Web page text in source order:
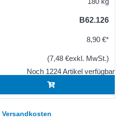
B62.126
8,90 €*
(7,48 €exkl. MwSt.)
Noch 1224 Artikel verfügbar
Versandkosten